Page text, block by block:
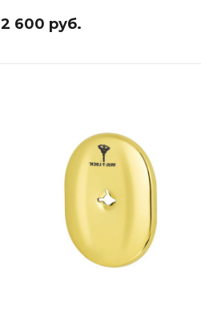
2 600 руб.